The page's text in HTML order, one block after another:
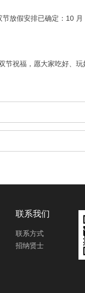
放假安排已确定：10
祝福，愿大家吃好、
联系我们
联系方式
招纳贤士